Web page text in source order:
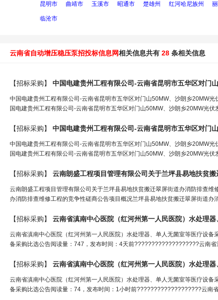
昆明市 曲靖市 玉溪市 昭通市 楚雄州 红河哈尼族州
临沧市
云南省自动增压稳压泵招投标信息网相关信息共有 28 条相关信息
【招标采购】
中国电建贵州工程有限公司-云南省昆明市五华区对门山50MW、沙朗乡20MW
国电建贵州工程有限公司-云南省昆明市五华区对门山50MW、沙朗乡20MW光
【招标采购】
中国电建贵州工程有限公司-云南省昆明市五华区对门山50MW、沙朗乡20MW
国电建贵州工程有限公司-云南省昆明市五华区对门山50MW、沙朗乡20MW光
【招标采购】
云南朗盛工程项目管理有限公司关于兰坪县易地扶贫搬迁翠屏街道办消防排查
办消防排查维修工程的竞争性磋商公告项目概况兰坪县易地扶贫搬迁翠屏街道办
【招标采购】 云南省滇南中心医院（红河州第一人民医院）水处理
云南省滇南中心医院（红河州第一人民医院）水处理器、单人无菌室等医疗设
备采购比选公告阅读量：747，发布时间：4天前???????????????????云南
【招标采购】 云南省滇南中心医院（红河州第一人民医院）水处理
云南省滇南中心医院（红河州第一人民医院）水处理器、单人无菌室等医疗设
备采购比选公告阅读量：74，发布时间：1小时前???????????????????云南